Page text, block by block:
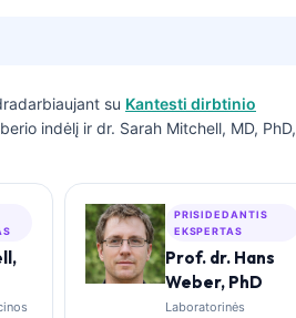
su Kantesti dirbtinio
indėlį ir dr. Sarah Mitchell, MD, PhD,
PRISIDEDANTIS
EKSPERTAS
Prof. dr. Hans
Weber, PhD
Laboratorinės